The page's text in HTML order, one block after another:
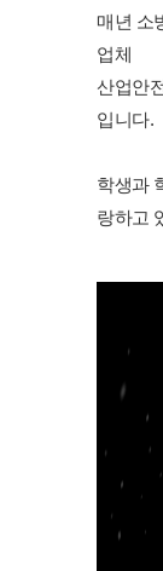
매년 소
업체
산업안
입니다.
학생과
랑하고